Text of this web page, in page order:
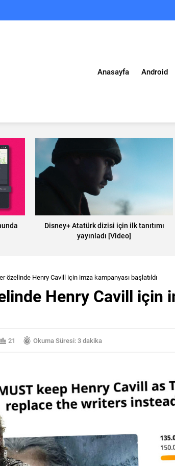
Anasayfa Android
Disney+ Atatürk dizisi için ilk tanıtımı
yayınladı [Video]
özelinde Henry Cavill için imza kampanyası başlatıldı
Henry Cavill için
21 Okuma Süresi: 3 dakika